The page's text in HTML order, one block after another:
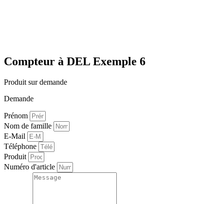
Compteur à DEL Exemple 6
Produit sur demande
Demande
Prénom
Nom de famille
E-Mail
Téléphone
Produit
Numéro d'article